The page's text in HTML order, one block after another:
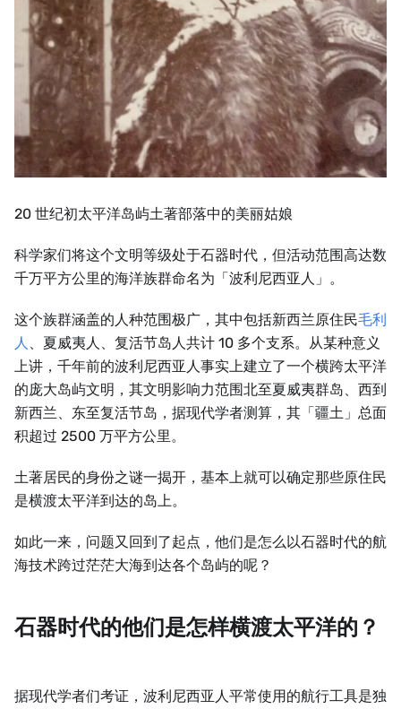
20 世纪初太平洋岛屿土著部落中的美丽姑娘
科学家们将这个文明等级处于石器时代，但活动范围高达数
千万平方公里的海洋族群命名为「波利尼西亚人」。
这个族群涵盖的人种范围极广，其中包括新西兰原住民毛利
人
、夏威夷人、复活节岛人共计 10 多个支系。从某种意义
上讲，千年前的波利尼西亚人事实上建立了一个横跨太平洋
的庞大岛屿文明，其文明影响力范围北至夏威夷群岛、西到
新西兰、东至复活节岛，据现代学者测算，其「疆土」总面
积超过 2500 万平方公里。
土著居民的身份之谜一揭开，基本上就可以确定那些原住民
是横渡太平洋到达的岛上。
如此一来，问题又回到了起点，他们是怎么以石器时代的航
海技术跨过茫茫大海到达各个岛屿的呢？
石器时代的他们是怎样横渡太平洋的？
据现代学者们考证，波利尼西亚人平常使用的航行工具是独